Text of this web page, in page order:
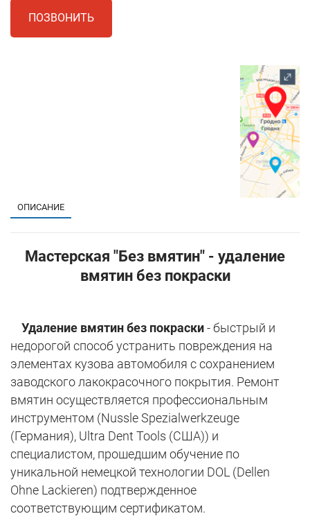
ПОЗВОНИТЬ
ОПИСАНИЕ
Мастерская "Без вмятин" - удаление
вмятин без покраски
Удаление вмятин без покраски- быстрый и
недорогой способ устранить повреждения на
элементах кузова автомобиля с сохранением
заводского лакокрасочного покрытия. Ремонт
вмятин осуществляется профессиональным
инструментом (Nussle Spezialwerkzeuge
(Германия), Ultra Dent Tools (США)) и
специалистом, прошедшим обучение по
уникальной немецкой технологии DOL (Dellen
Ohne Lackieren) подтвержденное
соответствующим сертификатом.